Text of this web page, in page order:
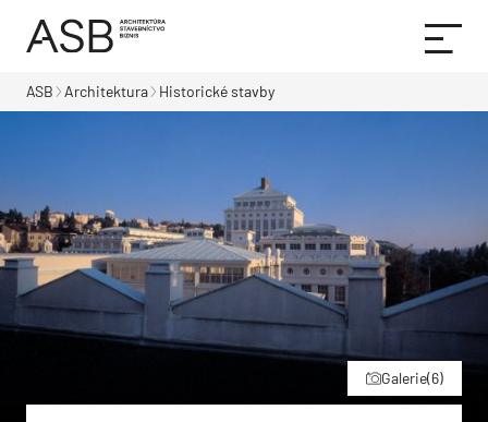
ASB Architektura Historické stavby
Galerie(6)